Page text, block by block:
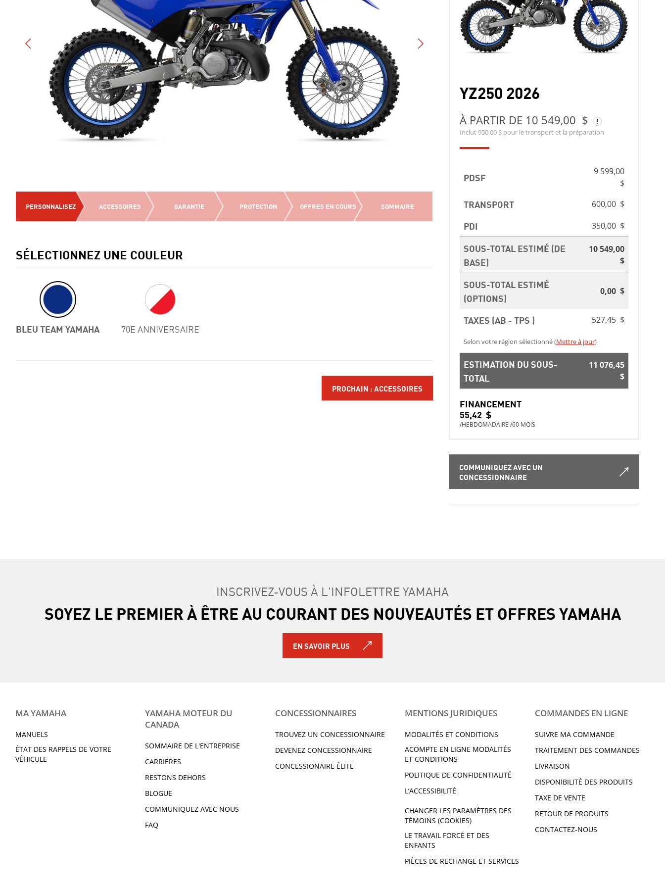
PERSONNALISEZ ACCESSOIRES GARANTIE PROTECTION OFFRES EN COURS SOMMAIRE
SÉLECTIONNEZ UNE COULEUR
BLEU TEAM YAMAHA 70E ANNIVERSAIRE
PROCHAIN : ACCESSOIRES
YZ250 2026
À PARTIR DE 10 549,00 $
Inclut 950,00 $ pour le transport et la préparation
PDSF
9 599,00
$
TRANSPORT 600,00 $
PDI 350,00 $
SOUS-TOTAL ESTIMÉ (DE
BASE)
10 549,00
$
SOUS-TOTAL ESTIMÉ
(OPTIONS)
0,00 $
TAXES (AB - TPS ) 527,45 $
Selon votre région sélectionné (Mettre à jour)
ESTIMATION DU SOUS-
TOTAL
11 076,45
$
FINANCEMENT
55,42 $
/HEBDOMADAIRE /60 MOIS
COMMUNIQUEZ AVEC UN
CONCESSIONNAIRE
INSCRIVEZ-VOUS À L'INFOLETTRE YAMAHA
SOYEZ LE PREMIER À ÊTRE AU COURANT DES NOUVEAUTÉS ET OFFRES YAMAHA
EN SAVOIR PLUS
MA YAMAHA
MANUELS
ÉTAT DES RAPPELS DE VOTRE
VÉHICULE
YAMAHA MOTEUR DU
CANADA
SOMMAIRE DE L'ENTREPRISE
CARRIERES
RESTONS DEHORS
BLOGUE
COMMUNIQUEZ AVEC NOUS
FAQ
CONCESSIONNAIRES
TROUVEZ UN CONCESSIONNAIRE
DEVENEZ CONCESSIONNAIRE
CONCESSIONAIRE ÉLITE
MENTIONS JURIDIQUES
MODALITÉS ET CONDITIONS
ACOMPTE EN LIGNE MODALITÉS
ET CONDITIONS
POLITIQUE DE CONFIDENTIALITÉ
L’ACCESSIBILITÉ
CHANGER LES PARAMÈTRES DES
TÉMOINS (COOKIES)
LE TRAVAIL FORCÉ ET DES
ENFANTS
PIÈCES DE RECHANGE ET SERVICES
COMMANDES EN LIGNE
SUIVRE MA COMMANDE
TRAITEMENT DES COMMANDES
LIVRAISON
DISPONIBILITÉ DES PRODUITS
TAXE DE VENTE
RETOUR DE PRODUITS
CONTACTEZ-NOUS